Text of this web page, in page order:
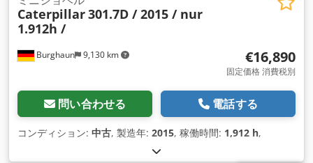
Burghaun 9,130 km
Caterpillar301.7D / 2015 / nur
1.912h /
€16,890
固定価格 消費税別
問い合わせる 電話する
コンディション: 中古, 製造年: 2015, 稼働時間: 1,912 h,